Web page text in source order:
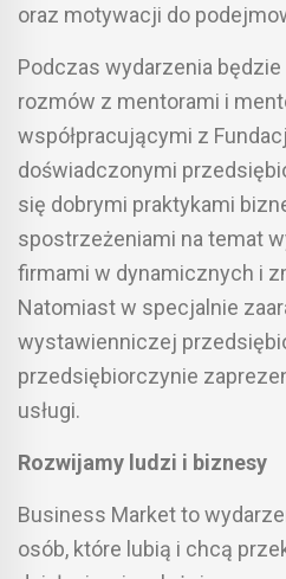
oraz motywacji do
Podczas wydarzenia
rozmów z mentorami i
współpracującymi z
doświadczonymi
się dobrymi praktykami
spostrzeżeniami na temat
firmami w dynamicznych i
Natomiast w specjalnie
wystawienniczej
przedsiębiorczynie
usługi.
Rozwijamy ludzi i biznesy
Business Market to
osób, które lubią i chcą